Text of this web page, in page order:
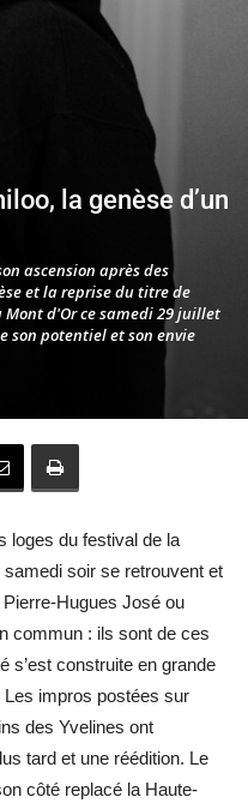
la genèse d’un
ascension après des
et la reprise du titre de
Mont d'Or ce samedi 29 juillet
son potentiel et son envie
loges du festival de la
soir se retrouvent et
Hugues José ou
commun : ils sont de ces
s’est construite en grande
impros postées sur
des Yvelines ont
tard et une réédition. Le
côté replacé la Haute-